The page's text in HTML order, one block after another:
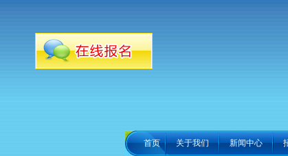
首页 关于我们 新闻中心